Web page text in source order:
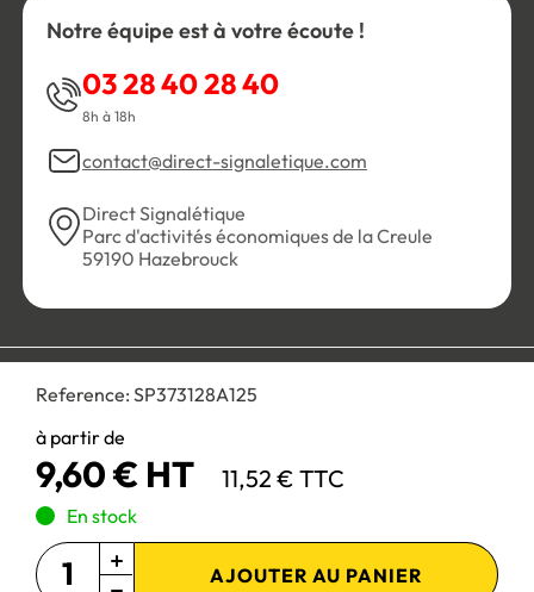
Reference: SP373128A125
à partir de
9,60 € HT 11,52 € TTC
En stock
AJOUTER AU PANIER
Notre équipe est à votre écoute !
03 28 40 28 40
8h à 18h
contact@direct-signaletique.com
Direct Signalétique
Parc d'activités économiques de la Creule
59190 Hazebrouck
Personnaliser les cookies
Paiement 100% sécurisé :